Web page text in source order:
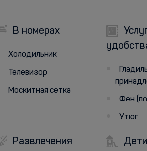
В номерах
Холодильник
Телевизор
Москитная сетка
Фен (по
Утюг
Развлечения Дети